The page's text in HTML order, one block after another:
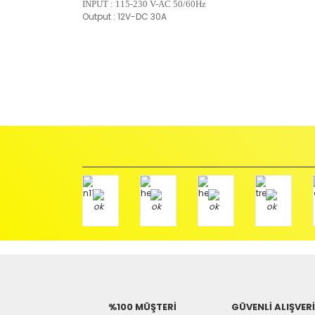
INPUT : 115-230 V-AC 50/60Hz
Output : 12V-DC 30A
gerekir.
ödemeli olarak göndermenizi rica ederiz.
Antenci Elektronik San.Tic.Ltd.Şti.
Adres : Akıncılar Mh. Pancar Arkası Sk. No:10/B2 KARESİ /
Aras Kargo Anlaşma No : 152 294 193 1342
%100 MÜŞTERİ
GÜVENLİ